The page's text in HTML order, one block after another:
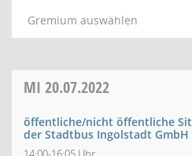
Gremium auswählen
MI 20.07.2022
öffentliche/nicht öffentliche
der Stadtbus Ingolstadt GmbH